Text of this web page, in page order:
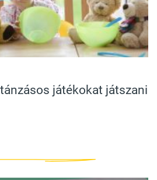
játékokat játszani